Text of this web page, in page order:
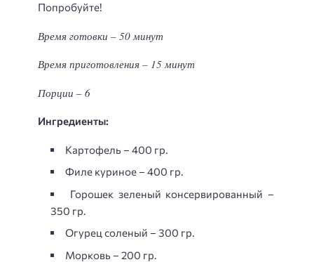
Попробуйте!
Время готовки – 50 минут
Время приготовления – 15 минут
Порции – 6
Ингредиенты:
Картофель – 400 гр.
Филе куриное – 400 гр.
Горошек зеленый консервированный –
350 гр.
Огурец соленый – 300 гр.
Морковь – 200 гр.